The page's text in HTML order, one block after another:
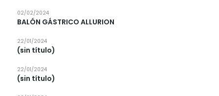
BALÓN GÁSTRICO ALLURION
02/02/2024
(sin título)
22/01/2024
(sin título)
22/01/2024